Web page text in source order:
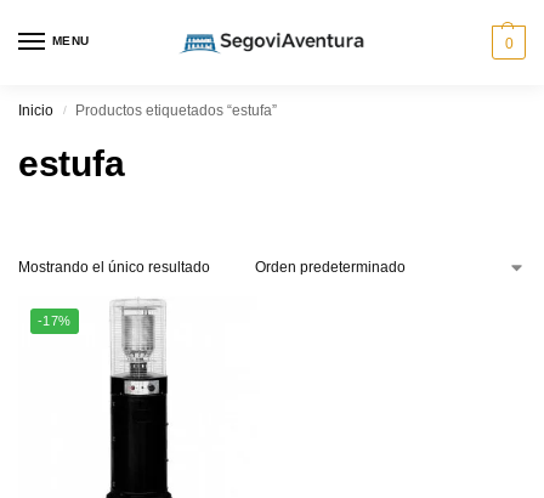
MENU 0
Inicio / Productos etiquetados “estufa”
estufa
Mostrando el único resultado
-17%